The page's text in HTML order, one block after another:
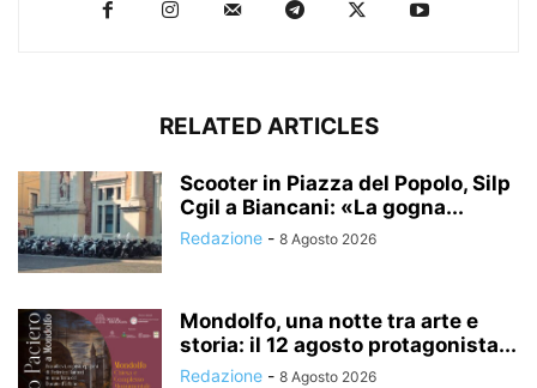
RELATED ARTICLES
Scooter in Piazza del Popolo, Silp
Cgil a Biancani: «La gogna...
Redazione - 8 Agosto 2026
Mondolfo, una notte tra arte e
storia: il 12 agosto protagonista...
Redazione - 8 Agosto 2026